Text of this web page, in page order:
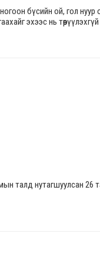
бүсийн ой, гол нуур
эхээс нь
талд нутагшуулсан 26